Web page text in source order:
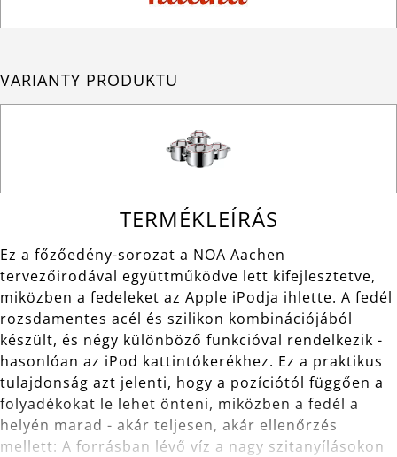
VARIANTY PRODUKTU
TERMÉKLEÍRÁS
Ez a főzőedény-sorozat a NOA Aachen
tervezőirodával együttműködve lett kifejlesztetve,
miközben a fedeleket az Apple iPodja ihlette. A fedél
rozsdamentes acél és szilikon kombinációjából
készült, és négy különböző funkcióval rendelkezik -
hasonlóan az iPod kattintókerékhez. Ez a praktikus
tulajdonság azt jelenti, hogy a pozíciótól függően a
folyadékokat le lehet önteni, miközben a fedél a
helyén marad - akár teljesen, akár ellenőrzés
mellett: A forrásban lévő víz a nagy szitanyílásokon